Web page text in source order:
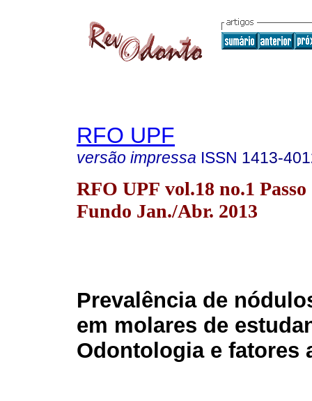
RFO UPF
versão impressa ISSN 1413-
RFO UPF vol.18 no.1 Passo
Fundo Jan./Abr. 2013
Prevalência de
em molares de
Odontologia e fatores